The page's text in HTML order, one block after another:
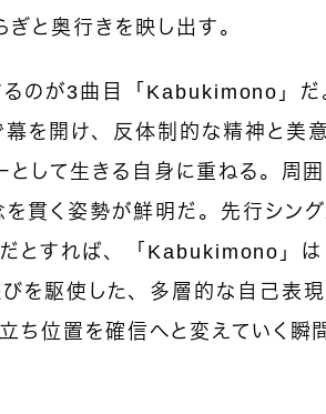
と奥行きを映し出す。
るのが3曲目「Kabukimono」
を開け、反体制的な精神と美
として生きる自身に重ねる。周
貫く姿勢が鮮明だ。先行シン
とすれば、「Kabukimono」は
を駆使した、多層的な自己表
ち位置を確信へと変えていく瞬